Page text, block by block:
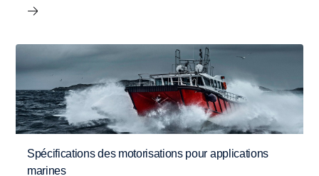
Spécifications des motorisations pour applications
marines